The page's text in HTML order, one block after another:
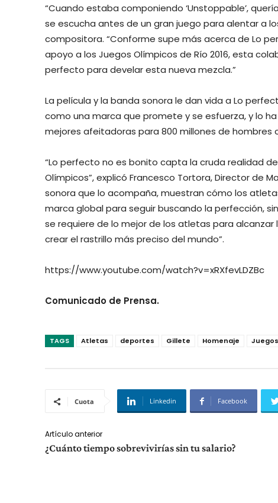
“Cuando estaba componiendo ‘Unstoppable’,
se escucha antes de un gran juego para alentar a
compositora. “Conforme supe más acerca de Lo
apoyo a los Juegos Olímpicos de Río 2016, esta
perfecto para develar esta nueva mezcla.”
La película y la banda sonora le dan vida a Lo
como una marca que promete y se esfuerza, y lo
mejores afeitadoras para 800 millones de hombres
“Lo perfecto no es bonito capta la cruda realidad
Olímpicos”, explicó Francesco Tortora, Director de
sonora que lo acompaña, muestran cómo los
marca global para seguir buscando la perfección,
se requiere de lo mejor de los atletas para
crear el rastrillo más preciso del mundo”.
https://www.youtube.com/watch?v=xRXfevLDZBc
Comunicado de Prensa.
TAGS Atletas deportes Gillete Homenaje Juegos
Cuota Linkedin Facebook
Artículo anterior
¿Cuánto tiempo sobrevivirías sin tu salario?